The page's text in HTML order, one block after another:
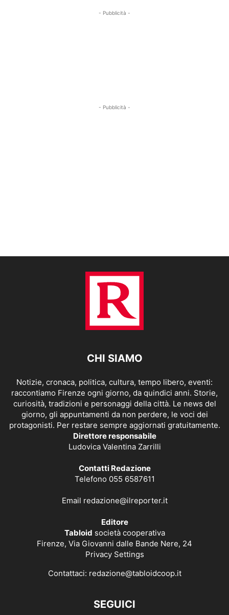
- Pubblicità -
- Pubblicità -
CHI SIAMO
Notizie, cronaca, politica, cultura, tempo libero, eventi:
raccontiamo Firenze ogni giorno, da quindici anni. Storie,
curiosità, tradizioni e personaggi della città. Le news del
giorno, gli appuntamenti da non perdere, le voci dei
protagonisti. Per restare sempre aggiornati gratuitamente.
Direttore responsabile
Ludovica Valentina Zarrilli
Contatti Redazione
Telefono 055 6587611
Email redazione@ilreporter.it
Editore
Tabloid società cooperativa
Firenze, Via Giovanni dalle Bande Nere, 24
Privacy Settings
Contattaci: redazione@tabloidcoop.it
SEGUICI